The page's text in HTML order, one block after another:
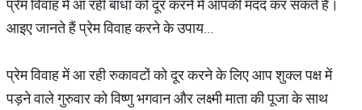
प्रेम विवाह में आ रही बाधा को दूर करने में आपकी मदद कर सकते हैं।
आइए जानते हैं प्रेम विवाह करने के उपाय...
प्रेम विवाह में आ रही रुकावटों को दूर करने के लिए आप शुक्ल पक्ष में
पड़ने वाले गुरुवार को विष्णु भगवान और लक्ष्मी माता की पूजा के साथ